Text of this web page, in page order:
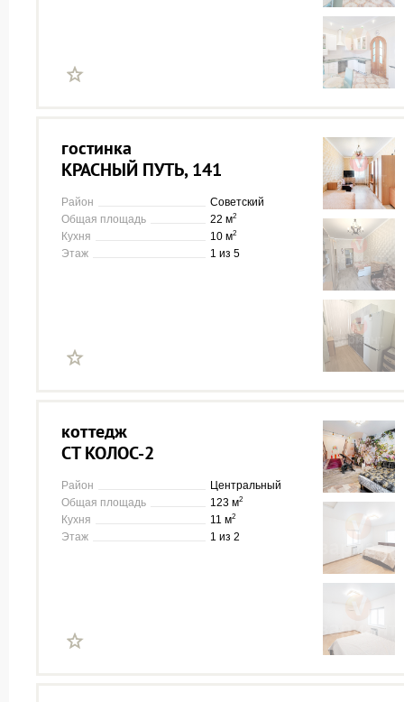
гостинка
КРАСНЫЙ ПУТЬ, 141
Район
Советский
Общая площадь
22 м2
Кухня 10 м2
Этаж 1 из 5
коттедж
СТ КОЛОС-2
Район
Центральный
Общая площадь
123 м2
Кухня 11 м2
Этаж 1 из 2